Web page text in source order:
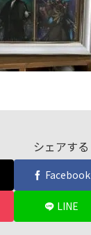
シェアする
Facebook
LINE